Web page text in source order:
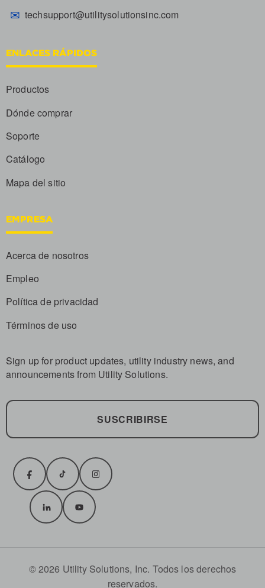
✉ techsupport@utilitysolutionsinc.com
ENLACES RÁPIDOS
Productos
Dónde comprar
Soporte
Catálogo
Mapa del sitio
EMPRESA
Acerca de nosotros
Empleo
Política de privacidad
Términos de uso
Sign up for product updates, utility industry news, and
announcements from Utility Solutions.
SUSCRIBIRSE
© 2026 Utility Solutions, Inc. Todos los derechos
reservados.